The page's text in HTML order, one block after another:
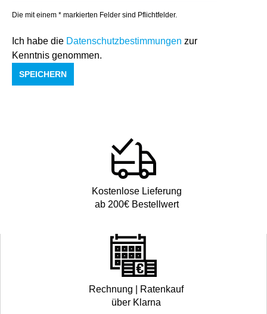
Die mit einem * markierten Felder sind Pflichtfelder.
Ich habe die Datenschutzbestimmungen zur
Kenntnis genommen.
SPEICHERN
Kostenlose Lieferung
ab 200€ Bestellwert
Rechnung | Ratenkauf
über Klarna